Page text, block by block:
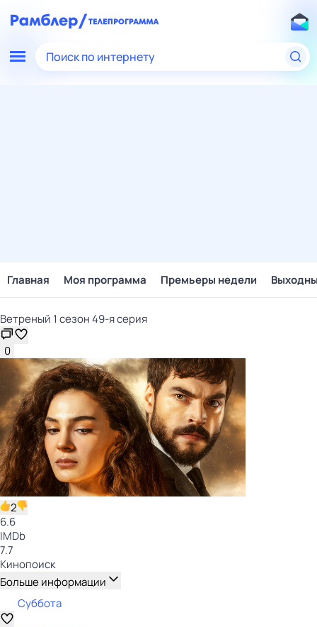
Поиск по интернету
Главная Моя программа Премьеры недели
Ветреный 1 сезон 49-я серия
0
2
6.6
IMDb
7.7
Кинопоиск
Больше информации
Суббота